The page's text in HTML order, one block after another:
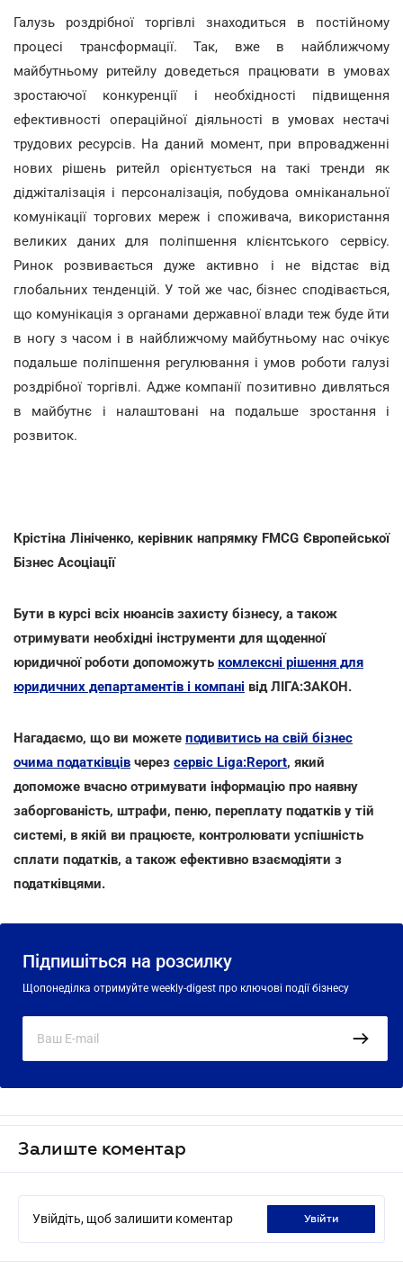
Галузь роздрібної торгівлі знаходиться в постійному
процесі трансформації. Так, вже в найближчому
майбутньому ритейлу доведеться працювати в умовах
зростаючої конкуренції і необхідності підвищення
ефективності операційної діяльності в умовах нестачі
трудових ресурсів. На даний момент, при впровадженні
нових рішень ритейл орієнтується на такі тренди як
діджіталізація і персоналізація, побудова омніканальної
комунікації торгових мереж і споживача, використання
великих даних для поліпшення клієнтського сервісу.
Ринок розвивається дуже активно і не відстає від
глобальних тенденцій. У той же час, бізнес сподівається,
що комунікація з органами державної влади теж буде йти
в ногу з часом і в найближчому майбутньому нас очікує
подальше поліпшення регулювання і умов роботи галузі
роздрібної торгівлі. Адже компанії позитивно дивляться
в майбутнє і налаштовані на подальше зростання і
розвиток.
Крістіна Лініченко, керівник напрямку FMCG Європейської
Бізнес Асоціації
Бути в курсі всіх нюансів захисту бізнесу, а також
отримувати необхідні інструменти для щоденної
юридичної роботи допоможуть комлексні рішення для
юридичних департаментів і компані від ЛІГА:ЗАКОН.
Нагадаємо, що ви можете подивитись на свій бізнес
очима податківців через сервіс Liga:Report, який
допоможе вчасно отримувати інформацію про наявну
заборгованість, штрафи, пеню, переплату податків у тій
системі, в якій ви працюєте, контролювати успішність
сплати податків, а також ефективно взаємодіяти з
податківцями.
Підпишіться на розсилку
Щопонеділка отримуйте weekly-digest про ключові події бізнесу
Залиште коментар
Увійдіть, щоб залишити коментар увійти